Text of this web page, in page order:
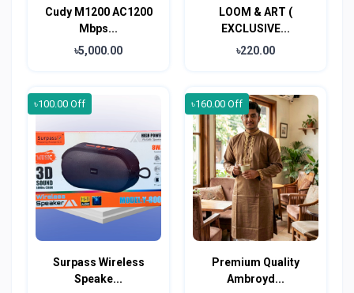
Cudy M1200 AC1200
Mbps...
৳5,000.00
LOOM & ART (
EXCLUSIVE...
৳220.00
৳100.00 Off
Surpass Wireless
Speake...
৳160.00 Off
Premium Quality
Ambroyd...